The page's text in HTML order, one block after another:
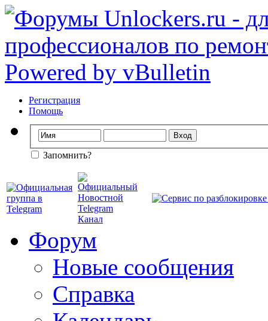
Регистрация
Помощь
Запомнить?
Форум
Новые сообщения
Справка